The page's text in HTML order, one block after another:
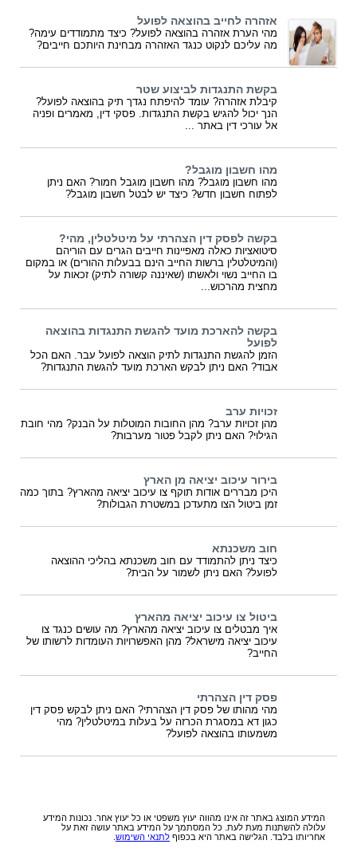
אזהרה לחייב בהוצאה לפועל
מהי הערת אזהרה בהוצאה לפועל? כיצד מתמודדים עימה?
מה עליכם לנקוט כנגד האזהרה מבחינת היותכם חייבים?
בקשת התנגדות לביצוע שטר
קיבלת אזהרה? עומד להיפתח נגדך תיק בהוצאה לפועל?
הנך יכול להגיש בקשת התנגדות. פסקי דין, מאמרים ופניה
אל עורכי דין באתר ...
מהו חשבון מוגבל?
מהו חשבון מוגבל? מהו חשבון מוגבל חמור? האם ניתן
לפתוח חשבון חדש? כיצד יש לבטל חשבון מוגבל?
בקשה לפסק דין הצהרתי על מיטלטלין, מהי?
סיטואציות כאלה מאפיינות חייבים הגרים עם הוריהם
(והמיטלטלין ברשות החייב הינם בבעלות ההורים) או במקום
בו החייב נשוי ולאשתו (שאיננה קשורה לתיק) זכאות על
מחצית מהרכוש...
בקשה להארכת מועד להגשת התנגדות בהוצאה
לפועל
הזמן להגשת התנגדות לתיק הוצאה לפועל עבר. האם הכל
אבוד? האם ניתן לבקש הארכת מועד להגשת התנגדות?
זכויות ערב
מהן זכויות ערב? מהן החובות המוטלות על הבנק? מהי חובת
הגילוי? האם ניתן לקבל פטור מערבות?
בירור עיכוב יציאה מן הארץ
היכן מבררים אודות תוקף צו עיכוב יציאה מהארץ? בתוך כמה
זמן ביטול הצו מתעדכן במשטרת הגבולות?
חוב משכנתא
כיצד ניתן להתמודד עם חוב משכנתא בהליכי ההוצאה
לפועל? האם ניתן לשמור על הבית?
ביטול צו עיכוב יציאה מהארץ
איך מבטלים צו עיכוב יציאה מהארץ? מה עושים כנגד צו
עיכוב יציאה מישראל? מהן האפשרויות העומדות לרשותו של
החייב?
פסק דין הצהרתי
מהי מהותו של פסק דין הצהרתי? האם ניתן לבקש פסק דין
כגון דא במסגרת הכרזה על בעלות במיטלטלין? מהי
משמעותו בהוצאה לפועל?
המידע המוצג באתר זה אינו מהווה יעוץ משפטי או כל יעוץ אחר. נכונות המידע
עלולה להשתנות מעת לעת. כל המסתמך על המידע באתר עושה זאת על
אחריותו בלבד. הגלישה באתר היא בכפוף לתנאי השימוש